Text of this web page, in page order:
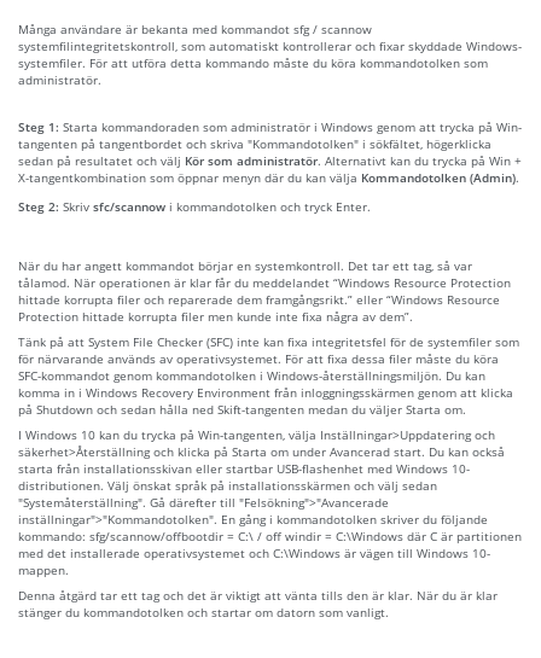
Många användare är bekanta med kommandot sfg / scannow
systemfilintegritetskontroll, som automatiskt kontrollerar och fixar skyddade Windows-
systemfiler. För att utföra detta kommando måste du köra kommandotolken som
administratör.
Steg 1: Starta kommandoraden som administratör i Windows genom att trycka på Win-
tangenten på tangentbordet och skriva "Kommandotolken" i sökfältet, högerklicka
sedan på resultatet och välj Kör som administratör. Alternativt kan du trycka på Win +
X-tangentkombination som öppnar menyn där du kan välja Kommandotolken (Admin).
Steg 2: Skriv sfc/scannow i kommandotolken och tryck Enter.
När du har angett kommandot börjar en systemkontroll. Det tar ett tag, så var
tålamod. När operationen är klar får du meddelandet “Windows Resource Protection
hittade korrupta filer och reparerade dem framgångsrikt.” eller “Windows Resource
Protection hittade korrupta filer men kunde inte fixa några av dem”.
Tänk på att System File Checker (SFC) inte kan fixa integritetsfel för de systemfiler som
för närvarande används av operativsystemet. För att fixa dessa filer måste du köra
SFC-kommandot genom kommandotolken i Windows-återställningsmiljön. Du kan
komma in i Windows Recovery Environment från inloggningsskärmen genom att klicka
på Shutdown och sedan hålla ned Skift-tangenten medan du väljer Starta om.
I Windows 10 kan du trycka på Win-tangenten, välja Inställningar>Uppdatering och
säkerhet>Återställning och klicka på Starta om under Avancerad start. Du kan också
starta från installationsskivan eller startbar USB-flashenhet med Windows 10-
distributionen. Välj önskat språk på installationsskärmen och välj sedan
"Systemåterställning". Gå därefter till "Felsökning">"Avancerade
inställningar">"Kommandotolken". En gång i kommandotolken skriver du följande
kommando: sfg/scannow/offbootdir = C:\ / off windir = C:\Windows där C är partitionen
med det installerade operativsystemet och C:\Windows är vägen till Windows 10-
mappen.
Denna åtgärd tar ett tag och det är viktigt att vänta tills den är klar. När du är klar
stänger du kommandotolken och startar om datorn som vanligt.